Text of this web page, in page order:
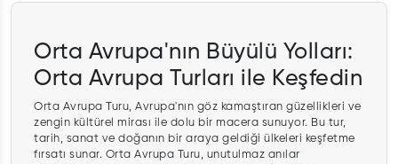
Orta Avrupa'nın Büyülü Yolları:
Orta Avrupa Turları ile Keşfedin
Orta Avrupa Turu, Avrupa'nın göz kamaştıran güzellikleri ve
zengin kültürel mirası ile dolu bir macera sunuyor. Bu tur,
tarih, sanat ve doğanın bir araya geldiği ülkeleri keşfetme
fırsatı sunar. Orta Avrupa Turu, unutulmaz anılar